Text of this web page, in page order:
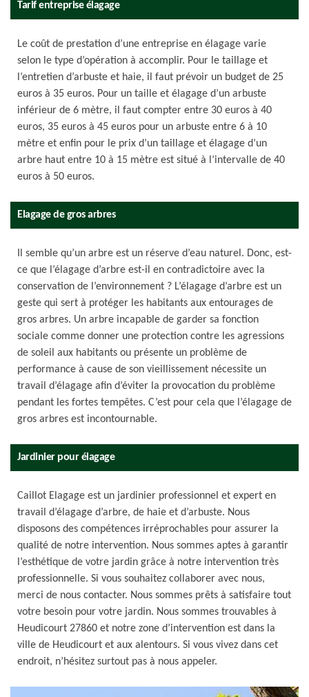
Tarif entreprise élagage
Le coût de prestation d’une entreprise en élagage varie
selon le type d’opération à accomplir. Pour le taillage et
l’entretien d’arbuste et haie, il faut prévoir un budget de 25
euros à 35 euros. Pour un taille et élagage d’un arbuste
inférieur de 6 mètre, il faut compter entre 30 euros à 40
euros, 35 euros à 45 euros pour un arbuste entre 6 à 10
mètre et enfin pour le prix d’un taillage et élagage d’un
arbre haut entre 10 à 15 mètre est situé à l’intervalle de 40
euros à 50 euros.
Elagage de gros arbres
Il semble qu’un arbre est un réserve d’eau naturel. Donc, est-
ce que l’élagage d’arbre est-il en contradictoire avec la
conservation de l’environnement ? L’élagage d’arbre est un
geste qui sert à protéger les habitants aux entourages de
gros arbres. Un arbre incapable de garder sa fonction
sociale comme donner une protection contre les agressions
de soleil aux habitants ou présente un problème de
performance à cause de son vieillissement nécessite un
travail d’élagage afin d’éviter la provocation du problème
pendant les fortes tempêtes. C’est pour cela que l’élagage de
gros arbres est incontournable.
Jardinier pour élagage
Caillot Elagage est un jardinier professionnel et expert en
travail d’élagage d’arbre, de haie et d’arbuste. Nous
disposons des compétences irréprochables pour assurer la
qualité de notre intervention. Nous sommes aptes à garantir
l’esthétique de votre jardin grâce à notre intervention très
professionnelle. Si vous souhaitez collaborer avec nous,
merci de nous contacter. Nous sommes prêts à satisfaire tout
votre besoin pour votre jardin. Nous sommes trouvables à
Heudicourt 27860 et notre zone d’intervention est dans la
ville de Heudicourt et aux alentours. Si vous vivez dans cet
endroit, n’hésitez surtout pas à nous appeler.